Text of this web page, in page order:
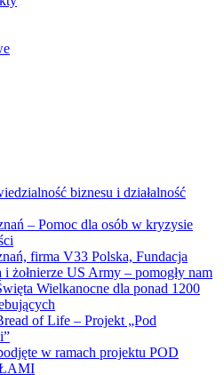
biznesu i działalność
– Pomoc dla osób w kryzysie
firma V33 Polska, Fundacja
i żołnierze US Army – pomogły nam
Wielkanocne dla ponad 1200
of Life – Projekt „Pod
w ramach projektu POD